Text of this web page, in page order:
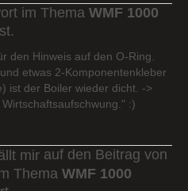
im Thema WMF 1000
den Hinweis auf den O-Ring.
etwas 2-Komponentenkleber
ist der Boiler wieder dicht. ->
:)
auf den Beitrag von
Thema WMF 1000